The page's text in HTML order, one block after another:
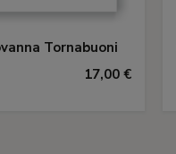
Tornabuoni
17,00 €